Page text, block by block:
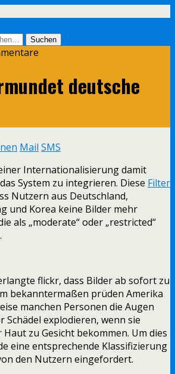
deutsche
Mail SMS
Internationalisierung damit
System zu integrieren. Diese Filter
Nutzern aus Deutschland,
und Korea keine Bilder mehr
als „moderate“ oder „restricted“
flickr, dass Bilder ab sofort zu
bekanntermaßen prüden Amerika
manchen Personen die Augen
Schädel explodieren, wenn sie
zu Gesicht bekommen. Um dies
eine entsprechende Klassifizierung
den Nutzern eingefordert.